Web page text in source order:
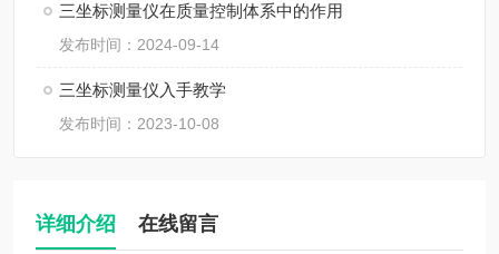
三坐标测量仪在质量控制体系中的作用
发布时间：2024-09-14
三坐标测量仪入手教学
发布时间：2023-10-08
详细介绍 在线留言